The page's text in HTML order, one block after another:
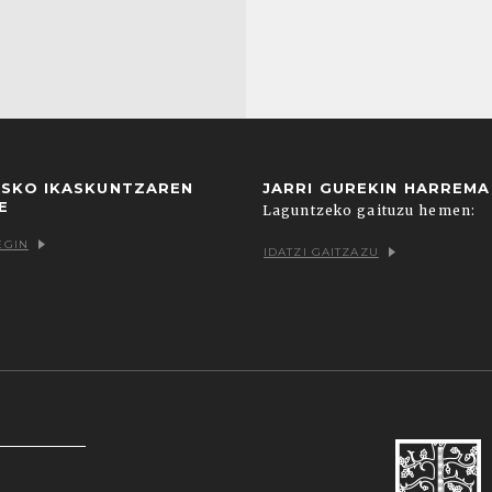
IKASKUNTZAREN
JARRI GUREKIN
Laguntzeko gaituzu hemen:
IDATZI GAITZAZU